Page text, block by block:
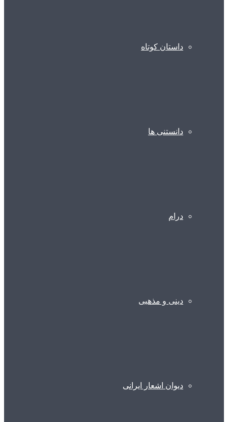
داستان کوتاه
دانستنی ها
درام
دینی و مذهبی
دیوان اشعار ایرانی